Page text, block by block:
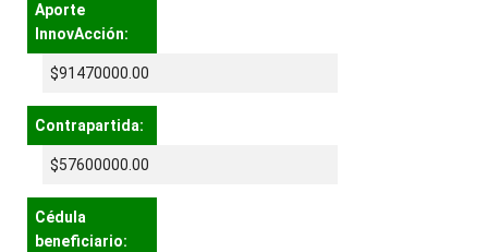
Aporte
InnovAcción:
$91470000.00
Contrapartida:
$57600000.00
Cédula
beneficiario: